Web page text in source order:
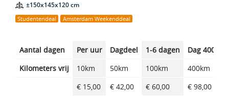
±150x145x120 cm
Studentendeal Amsterdam Weekenddeal
Aantal dagen Per uur Dagdeel 1-6 dagen
Dag 400km
Kilometers vrij
10km 50km 100km
400km
€ 15,00
€ 42,00 € 60,00 € 98,00